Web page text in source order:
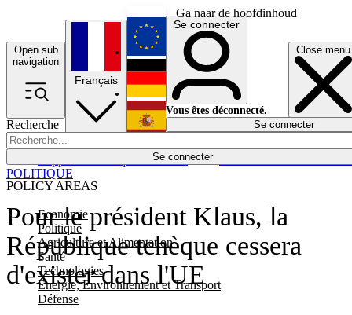
Ga naar de hoofdinhoud
Open sub
navigation
Close menu
Recherche
Se connecter
POLICY AREAS
Economie
Politique
Agriculture et Alimentation
Santé
Technologies
Energie, Environnement et Transport
Défense
Économie
Français
English
Deutsch
Español
Se connecter
Vous êtes déconnecté.
Se connecter
Pour le président Klaus, la
République tchèque cessera
d'exister dans l'UE
POLITIQUE